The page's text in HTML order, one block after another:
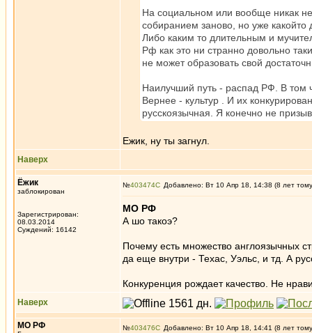
На социальном или вообще никак
собиранием заново, но уже какойто
Либо каким то длительным и
Рф как это ни странно довольно
не может образовать свой
Наилучший путь - распад РФ. В том
Вернее - культур . И их
русскоязычная. Я конечно не
Ежик, ну ты загнул.
Наверх
Ёжик
заблокирован
Зарегистрирован:
08.03.2014
Суждений: 16142
№403474 Добавлено: Вт 10 Апр 18, 14:38 (8 лет
МО РФ
А шо такоэ?
Почему есть множество англоязычных
да еще внутри - Техас, Уэльс, и тд. А
Конкуренция рождает качество. Не
Наверх
МО РФ №403476 Добавлено: Вт 10 Апр 18, 14:41 (8 лет